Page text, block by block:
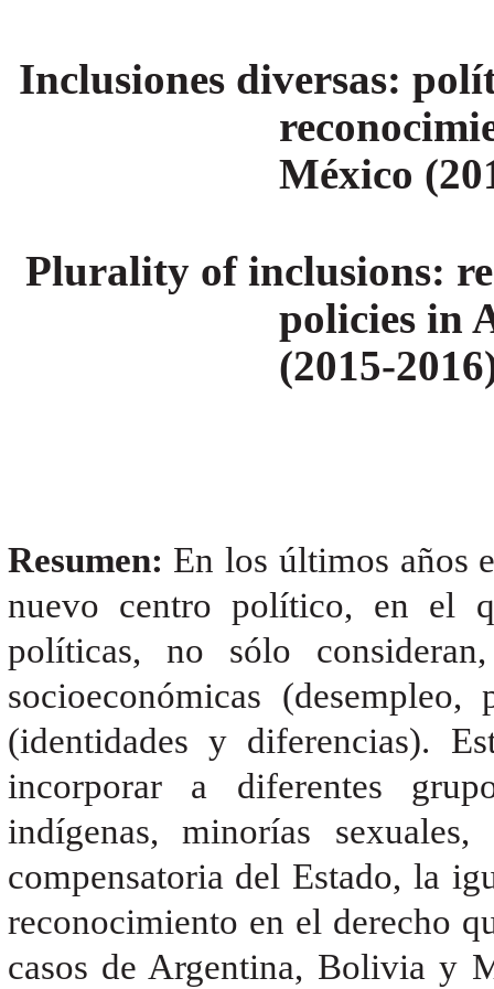
Inclusiones diversas:
México
Plurality of inclusions:
policies in
(2015-
Resumen: En los últimos años
nuevo centro político, en el
políticas, no sólo
socioeconómicas
(identidades y diferencias).
incorporar a diferentes
indígenas, minorías
compensatoria del Estado, la
reconocimiento en el derecho
casos de Argentina, Bolivia y